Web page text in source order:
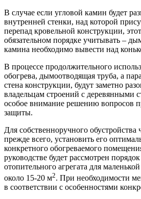
В случае если угловой камин будет
внутренней стенки, над которой
перепад кровельной конструкции,
обязательном порядке учитывать –
камина необходимо вывести над
В процессе продолжительного
обогрева, дымоотводящая труба, а
стена конструкции, будут заметно
владельцам строений с деревянными
особое внимание решению вопросов
защиты.
Для собственноручного обустройства
прежде всего, установить его
конкретного обогреваемого
руководстве будет рассмотрен
отопительного агрегата для
около 15-20 м2. При необходимости
в соответствии с особенностями